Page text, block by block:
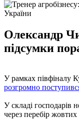
Олександр
підсумки
У рамках півфіналу
розгромно
У складі господарів
через перебір жовтих